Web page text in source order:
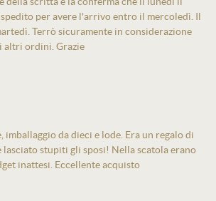
per avere l'arrivo entro il mercoledì. Il
Terrò sicuramente in considerazione
altri ordini. Grazie
imballaggio da dieci e lode. Era un regalo di
lasciato stupiti gli sposi! Nella scatola erano
inattesi. Eccellente acquisto